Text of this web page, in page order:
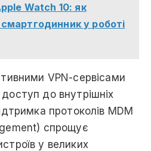
Watch 10: як
у роботі
VPN-сервісами
до внутрішніх
протоколів MDM
спрощує
у великих